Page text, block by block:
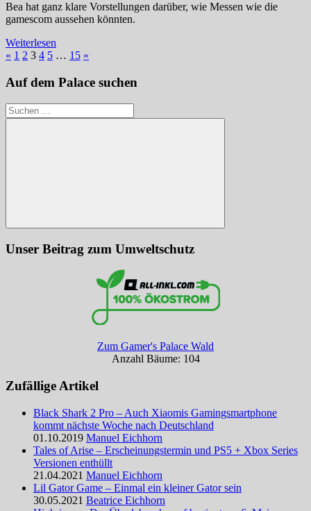
Bea hat ganz klare Vorstellungen darüber, wie Messen wie die
gamescom aussehen könnten.
Weiterlesen
Seitennummerierung
der
« Vorherige
1 2 3 4 5 … 15 Nächste
»
Auf dem Palace suchen
Suchen
nach:
Suchen
Unser Beitrag zum Umweltschutz
Zum Gamer's Palace Wald
Anzahl Bäume: 104
Zufällige Artikel
Black Shark 2 Pro – Auch Xiaomis Gamingsmartphone
kommt nächste Woche nach Deutschland
01.10.2019 Manuel Eichhorn
Tales of Arise – Erscheinungstermin und PS5 + Xbox Series
Versionen enthüllt
21.04.2021 Manuel Eichhorn
Lil Gator Game – Einmal ein kleiner Gator sein
30.05.2021 Beatrice Eichhorn